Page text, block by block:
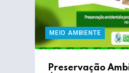
MEIO AMBIENTE
Preservação